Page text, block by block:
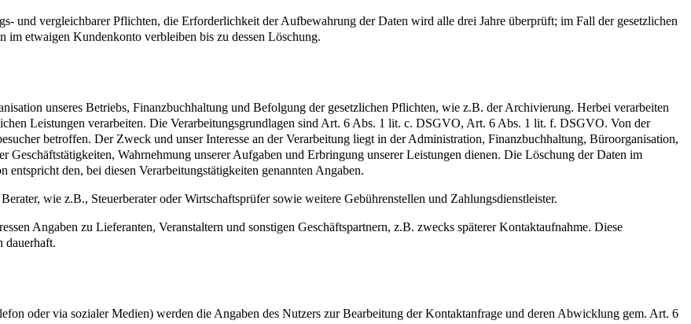
und vergleichbarer Pflichten, die Erforderlichkeit der Aufbewahrung der Daten wird alle drei Jahre überprüft; im Fall der gesetzlichen
etwaigen Kundenkonto verbleiben bis zu dessen Löschung.
unseres Betriebs, Finanzbuchhaltung und Befolgung der gesetzlichen Pflichten, wie z.B. der Archivierung. Herbei verarbeiten
Leistungen verarbeiten. Die Verarbeitungsgrundlagen sind Art. 6 Abs. 1 lit. c. DSGVO, Art. 6 Abs. 1 lit. f. DSGVO. Von der
betroffen. Der Zweck und unser Interesse an der Verarbeitung liegt in der Administration, Finanzbuchhaltung, Büroorganisation,
Wahrnehmung unserer Aufgaben und Erbringung unserer Leistungen dienen. Die Löschung der Daten im
den, bei diesen Verarbeitungstätigkeiten genannten Angaben.
wie z.B., Steuerberater oder Wirtschaftsprüfer sowie weitere Gebührenstellen und Zahlungsdienstleister.
Angaben zu Lieferanten, Veranstaltern und sonstigen Geschäftspartnern, z.B. zwecks späterer Kontaktaufnahme. Diese
dauerhaft.
oder via sozialer Medien) werden die Angaben des Nutzers zur Bearbeitung der Kontaktanfrage und deren Abwicklung gem. Art. 6